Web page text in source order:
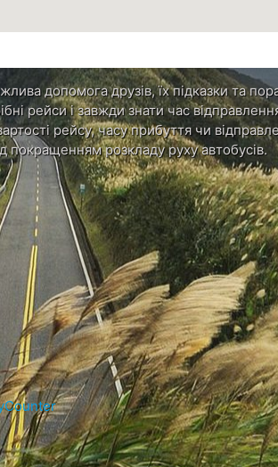
допомога друзів, їх підказки та
рейси і завжди знати час
рейсу, часу прибуття чи
розкладу руху автобусів.